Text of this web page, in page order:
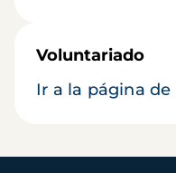
Voluntariado
Ir a la página